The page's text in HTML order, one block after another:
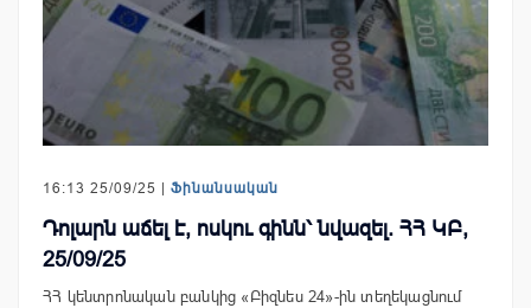
16:13 25/09/25 | Ֆինանսական
Դոլարն աճել է, ոսկու գինն՝ նվազել. ՀՀ ԿԲ,
25/09/25
ՀՀ կենտրոնական բանկից «Բիզնես 24»-ին տեղեկացնում